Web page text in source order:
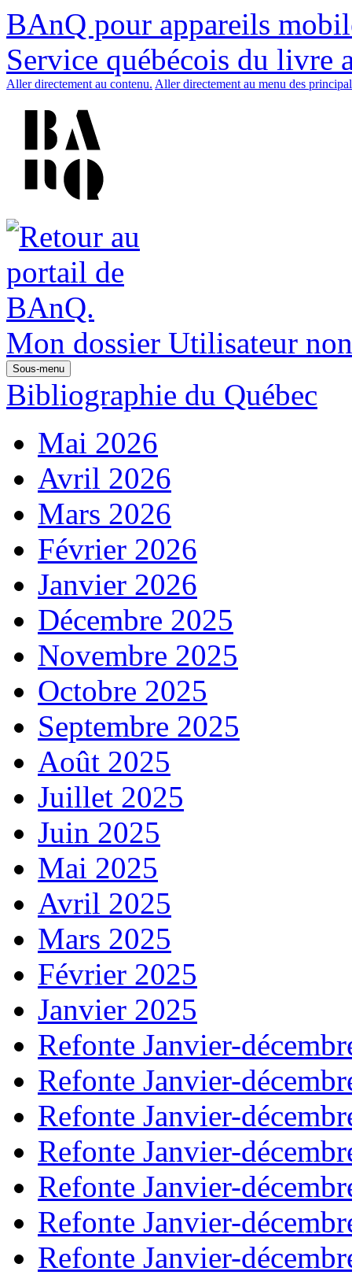
BAnQ pour appareils
Service québécois du livre
Aller directement au contenu. Aller directement au menu des
Mon dossier Utilisateur
Sous-menu
Bibliographie du Québec
Mai 2026
Avril 2026
Mars 2026
Février 2026
Janvier 2026
Décembre 2025
Novembre 2025
Octobre 2025
Septembre 2025
Août 2025
Juillet 2025
Juin 2025
Mai 2025
Avril 2025
Mars 2025
Février 2025
Janvier 2025
Refonte Janvier-
Refonte Janvier-
Refonte Janvier-
Refonte Janvier-
Refonte Janvier-
Refonte Janvier-
Refonte Janvier-